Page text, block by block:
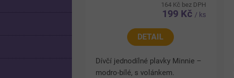
164 Kč bez DPH
199 Kč / ks
DETAIL
Dívčí jednodílné plavky Minnie –
modro-bílé, s volánkem.